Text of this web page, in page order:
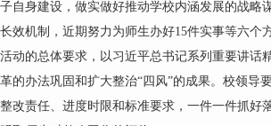
自身建设，做实做好推动学校内涵发展的战略
效机制，近期努力为师生办好15件实事等六个
动的总体要求，以习近平总书记系列重要讲话
的办法巩固和扩大整治“四风”的成果。校领导
改责任、进度时限和标准要求，一件一件抓好